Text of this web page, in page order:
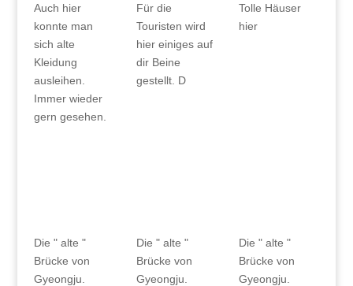
Auch hier
konnte man
sich alte
Kleidung
ausleihen.
Immer wieder
gern gesehen.
Für die
Touristen wird
hier einiges auf
dir Beine
gestellt. D
Tolle Häuser
hier
Die " alte "
Brücke von
Gyeongju.
Die " alte "
Brücke von
Gyeongju.
Die " alte "
Brücke von
Gyeongju.